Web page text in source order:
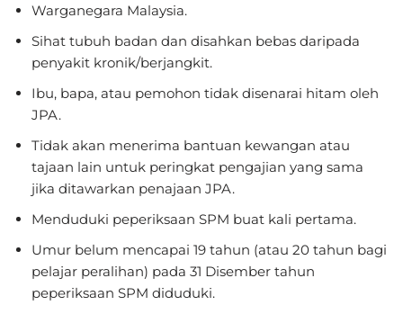
Warganegara Malaysia.
Sihat tubuh badan dan disahkan bebas daripada
penyakit kronik/berjangkit.
Ibu, bapa, atau pemohon tidak disenarai hitam oleh
JPA.
Tidak akan menerima bantuan kewangan atau
tajaan lain untuk peringkat pengajian yang sama
jika ditawarkan penajaan JPA.
Menduduki peperiksaan SPM buat kali pertama.
Umur belum mencapai 19 tahun (atau 20 tahun bagi
pelajar peralihan) pada 31 Disember tahun
peperiksaan SPM diduduki.